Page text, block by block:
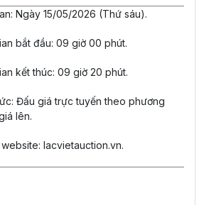
Ngày 15/05/2026 (Thứ sáu).
bắt đầu: 09 giờ 00 phút.
kết thúc: 09 giờ 20 phút.
Đấu giá trực tuyến theo phương
lên.
lacvietauction.vn.